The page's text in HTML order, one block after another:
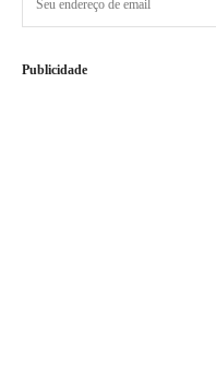
Publicidade